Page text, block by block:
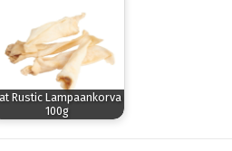
Rustic Lampaankorva
100g